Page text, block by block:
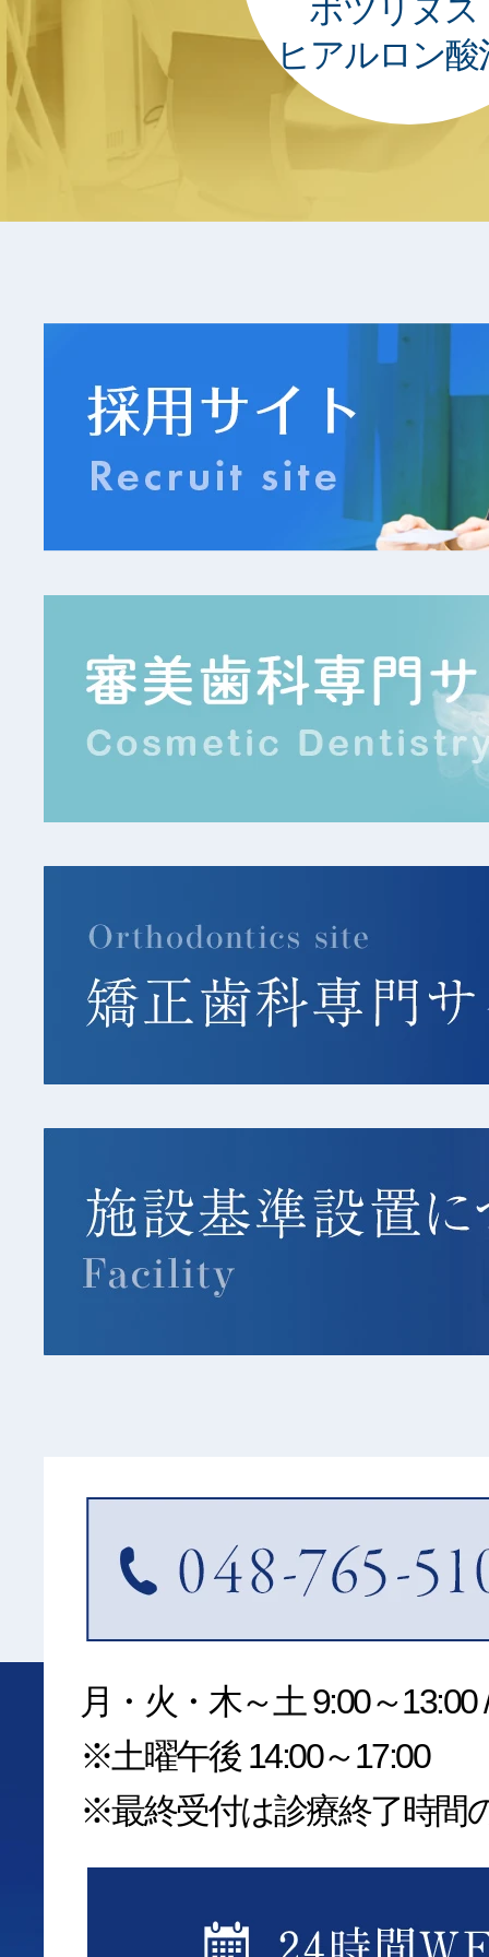
ボツリヌス
ヒアルロン酸
月・火・木～土 9:00～13:00
※土曜午後 14:00～17:00
※最終受付は診療終了時間